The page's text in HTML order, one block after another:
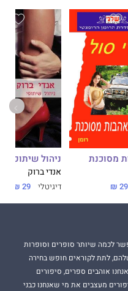
מסוכנת
29 ₪
ניהול שיתופי
אנדי ברוק
דיגיטלי 29 ₪
לכמה שיותר סופרים וסופרות
לתת לקוראים חופש בחירה
אוהבים ספרים, סיפורים
מעצבים את מי שאנחנו כבני